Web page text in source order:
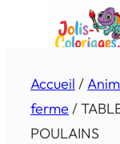
Accueil /
ferme /
POULAINS